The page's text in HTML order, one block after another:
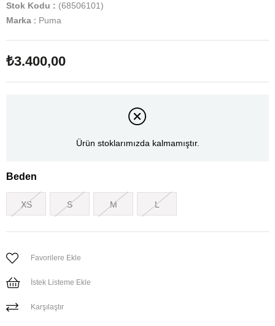
Stok Kodu
(68506101)
Marka : Puma
₺3.400,00
Ürün stoklarımızda kalmamıştır.
Beden
XS S M L
Favorilere Ekle
İstek Listeme Ekle
Karşılaştır